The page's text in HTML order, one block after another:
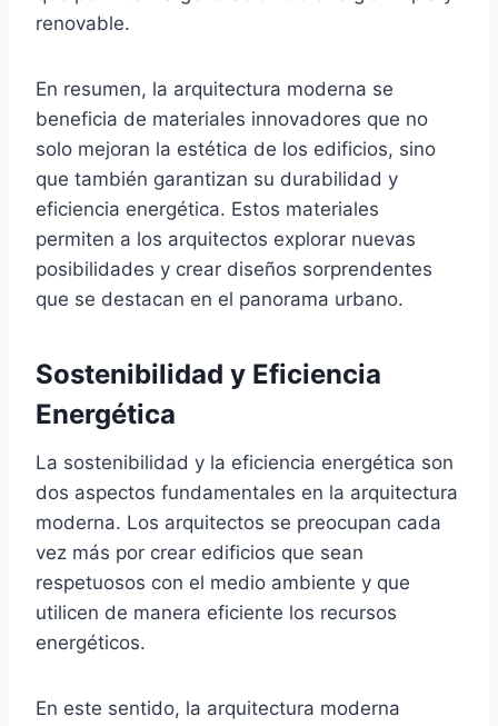
renovable.
En resumen, la arquitectura moderna se
beneficia de materiales innovadores que no
solo mejoran la estética de los edificios, sino
que también garantizan su durabilidad y
eficiencia energética. Estos materiales
permiten a los arquitectos explorar nuevas
posibilidades y crear diseños sorprendentes
que se destacan en el panorama urbano.
Sostenibilidad y Eficiencia
Energética
La sostenibilidad y la eficiencia energética son
dos aspectos fundamentales en la arquitectura
moderna. Los arquitectos se preocupan cada
vez más por crear edificios que sean
respetuosos con el medio ambiente y que
utilicen de manera eficiente los recursos
energéticos.
En este sentido, la arquitectura moderna